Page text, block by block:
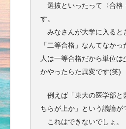
選抜といったって〈合格
す。
みなさんが大学に入ると
「二等合格」なんてなか
人は一等合格だから単位は
かやったらた異変です(笑)
例えば「東大の医学部と
ちらが上か」という議論が
これはできないでしょ。